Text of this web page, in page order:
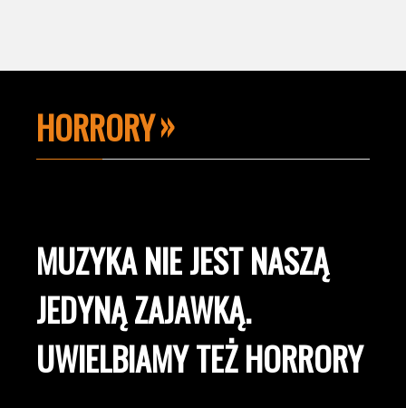
HORRORY
MUZYKA NIE JEST NASZĄ
JEDYNĄ ZAJAWKĄ.
UWIELBIAMY TEŻ HORRORY